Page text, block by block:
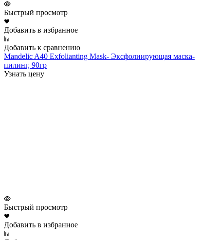
Быстрый просмотр
Добавить в избранное
Добавить к сравнению
Mandelic A40 Exfolianting Mask- Эксфолиирующая маска-
пилинг, 90гр
Узнать цену
Быстрый просмотр
Добавить в избранное